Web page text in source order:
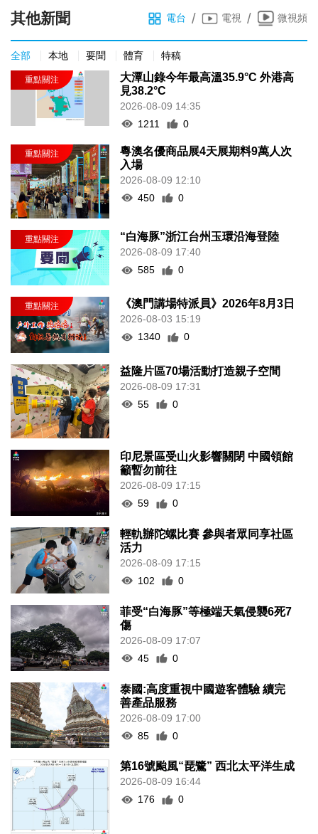
其他新聞 電台 / 電視 / 微視頻
全部 本地 要聞 體育 特稿
大潭山錄今年最高溫35.9°C 外港高
見38.2°C
2026-08-09 14:35
1211
0
粵澳名優商品展4天展期料9萬人次
入場
2026-08-09 12:10
450
0
“白海豚”浙江台州玉環沿海登陸
2026-08-09 17:40
585
0
《澳門講場特派員》2026年8月3日
2026-08-03 15:19
1340
0
益隆片區70場活動打造親子空間
2026-08-09 17:31
55
0
印尼景區受山火影響關閉 中國領館
籲暫勿前往
2026-08-09 17:15
59
0
輕軌辦陀螺比賽 參與者眾同享社區
活力
2026-08-09 17:15
102
0
菲受“白海豚”等極端天氣侵襲6死7
傷
2026-08-09 17:07
45
0
泰國:高度重視中國遊客體驗 續完
善產品服務
2026-08-09 17:00
85
0
第16號颱風“琵鷺” 西北太平洋生成
2026-08-09 16:44
176
0